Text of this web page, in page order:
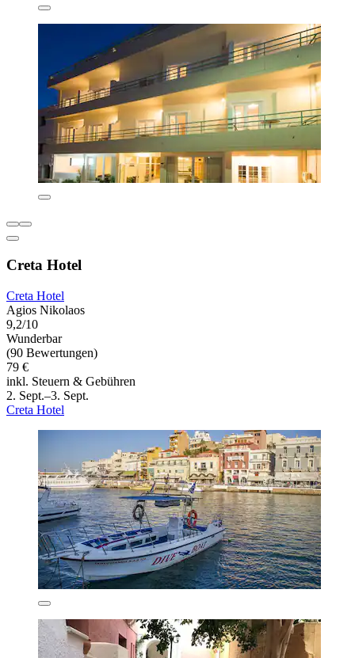
Creta Hotel
Creta Hotel
Agios Nikolaos
9,2/10
Wunderbar
(90 Bewertungen)
79 €
inkl. Steuern & Gebühren
2. Sept.–3. Sept.
Creta Hotel